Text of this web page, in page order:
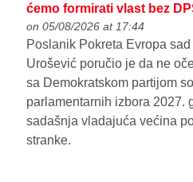
ćemo formirati vlast bez
on 05/08/2026 at 17:44
Poslanik Pokreta Evropa
Urošević poručio je da ne
sa Demokratskom partijom
parlamentarnih izbora 2027.
sadašnja vladajuća većina
stranke.